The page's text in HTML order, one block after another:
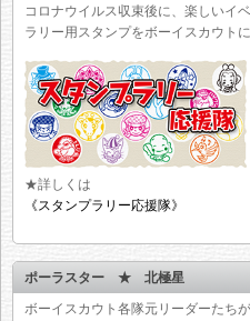
コロナウイルス収束後に、楽しいイ
ラリー用スタンプをボーイスカウト
★詳しくは
《スタンプラリー応援隊》
ポーラスター ★ 北極星
ボーイスカウト各隊元リーダーたち